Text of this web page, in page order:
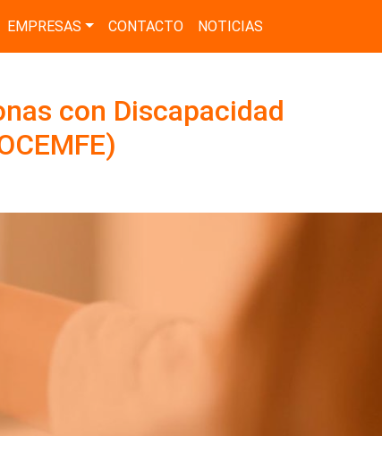
EMPRESAS CONTACTO NOTICIAS
con Discapacidad